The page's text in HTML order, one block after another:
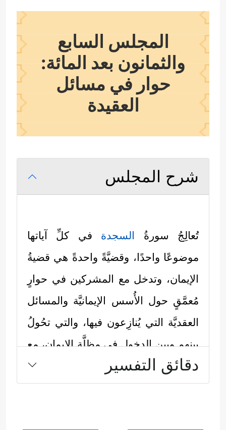
المجلس السابع
والثمانون بعد المائة:
حوار في مسائل
العقيدة
شرح المجلس
تُعالِجُ سورةُ السجدة في كلِّ آياتها
موضوعًا واحدًا، وقضيَّةً واحدةً هي قضيةُ
الإيمان، وتدخل مع المشركين في حوارٍ
مُعمَّقٍ حول الأُسس الإيمانيَّة والمسائل
العقديَّة التي يُنازِعون فيها، والتي تحُولُ
بينهم وبين الدخول في مظلَّة الإيمان، مع
أنَّهم يشتركون مع المؤمنين في أصل
الإيمان بالله، فهم يُؤمِنون بوجود الله،
دقائق التفسير